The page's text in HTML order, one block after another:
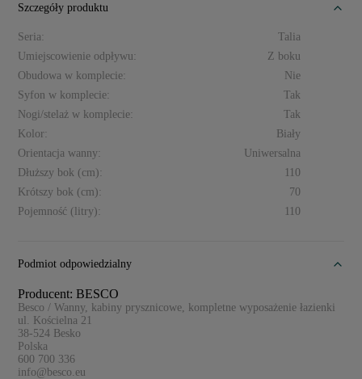
Szczegóły produktu
Seria:
Talia
Umiejscowienie odpływu:
Z boku
Obudowa w komplecie:
Nie
Syfon w komplecie:
Tak
Nogi/stelaż w komplecie:
Tak
Kolor:
Biały
Orientacja wanny:
Uniwersalna
Dłuższy bok (cm):
110
Krótszy bok (cm):
70
Pojemność (litry):
110
Podmiot odpowiedzialny
Producent: BESCO
Besco / Wanny, kabiny prysznicowe, kompletne wyposażenie łazienki
ul. Kościelna 21
38-524 Besko
Polska
600 700 336
info@besco.eu